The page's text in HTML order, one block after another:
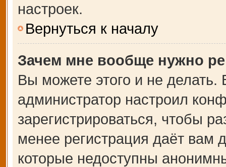
настроек.
Вернуться к началу
Зачем мне вообще нужно
Вы можете этого и не делать.
администратор настроил
зарегистрироваться, чтобы
менее регистрация даёт вам
которые недоступны